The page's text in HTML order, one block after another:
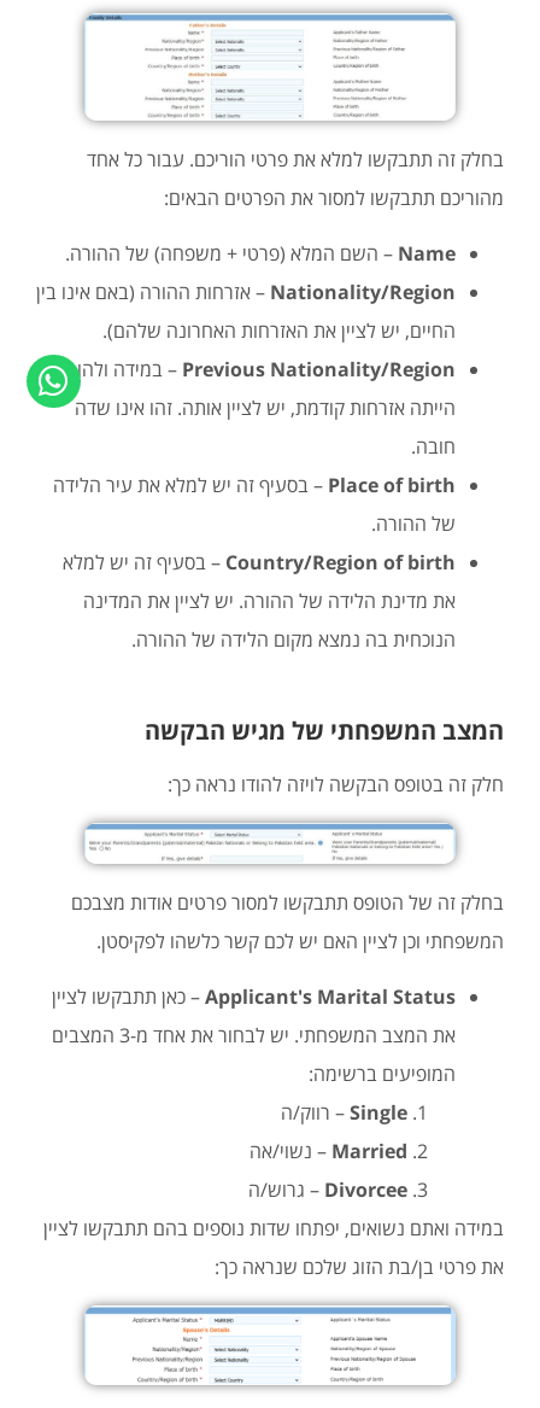
בחלק זה תתבקשו למלא את פרטי הוריכם. עבור כל אחד
מהוריכם תתבקשו למסור את הפרטים הבאים:
Name – השם המלא (פרטי + משפחה) של ההורה.
Nationality/Region – אזרחות ההורה (באם אינו בין
החיים, יש לציין את האזרחות האחרונה שלהם).
Previous Nationality/Region – במידה ולהורה
הייתה אזרחות קודמת, יש לציין אותה. זהו אינו שדה
חובה.
Place of birth – בסעיף זה יש למלא את עיר הלידה
של ההורה.
Country/Region of birth – בסעיף זה יש למלא
את מדינת הלידה של ההורה. יש לציין את המדינה
הנוכחית בה נמצא מקום הלידה של ההורה.
המצב המשפחתי של מגיש הבקשה
חלק זה בטופס הבקשה לויזה להודו נראה כך:
בחלק זה של הטופס תתבקשו למסור פרטים אודות מצבכם
המשפחתי וכן לציין האם יש לכם קשר כלשהו לפקיסטן.
Applicant's Marital Status– כאן תתבקשו לציין
את המצב המשפחתי. יש לבחור את אחד מ-3 המצבים
המופיעים ברשימה:
Single– רווק/ה
Married – נשוי/אה
Divorcee – גרוש/ה
במידה ואתם נשואים, יפתחו שדות נוספים בהם תתבקשו לציין
את פרטי בן/בת הזוג שלכם שנראה כך: